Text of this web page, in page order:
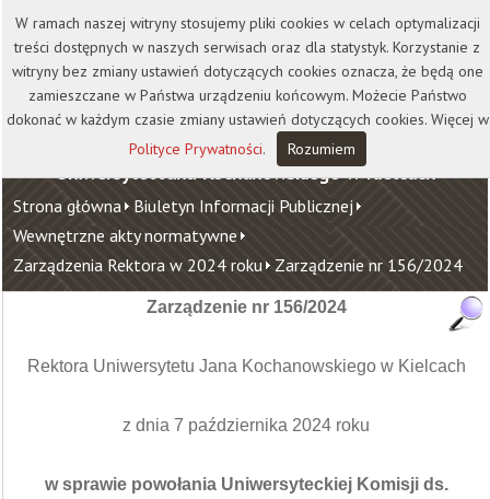
Kontakt Biblioteka
Wydawnictwo
Wirtualna Uczelnia
Uniwersytet Jana Kochanowskiego w Kielcach
Strona główna Biuletyn Informacji Publicznej
Wewnętrzne akty normatywne
Zarządzenia Rektora w 2024 roku Zarządzenie nr 156/2024
Zarządzenie nr 156/2024
Rektora Uniwersytetu Jana Kochanowskiego w Kielcach
z dnia 7 października 2024 roku
w sprawie powołania Uniwersyteckiej Komisji ds.
W ramach naszej witryny stosujemy pliki cookies w celach optymalizacji
treści dostępnych w naszych serwisach oraz dla statystyk. Korzystanie z
witryny bez zmiany ustawień dotyczących cookies oznacza, że będą one
zamieszczane w Państwa urządzeniu końcowym. Możecie Państwo
dokonać w każdym czasie zmiany ustawień dotyczących cookies. Więcej w
Polityce Prywatności. Rozumiem